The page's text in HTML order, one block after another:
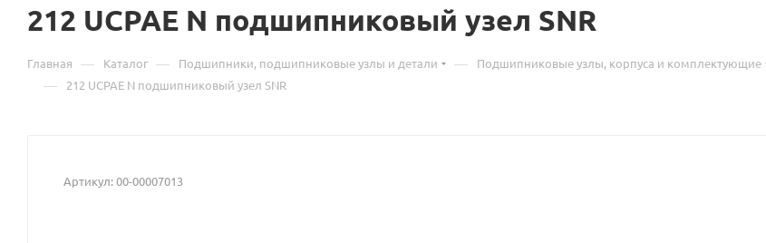
212 UCPAE N подшипниковый Материал
о
узел SNR
Главная — Каталог — Подшипники, подшипниковые узлы и детали — Подшипниковые узлы, корпуса и комплектующие
— 212 UCPAE N подшипниковый узел SNR
Артикул:00-00007013